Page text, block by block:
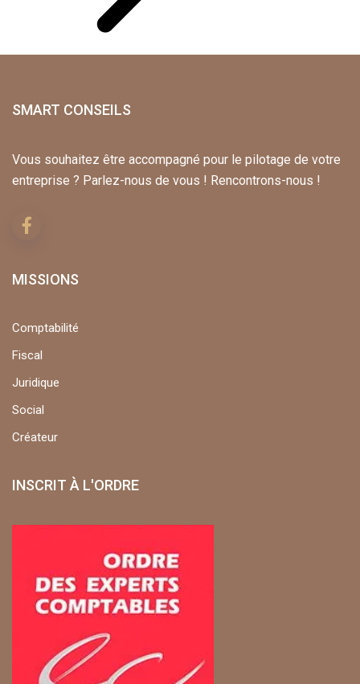
SMART CONSEILS
Vous souhaitez être accompagné pour le pilotage de votre
entreprise ? Parlez-nous de vous ! Rencontrons-nous !
MISSIONS
Comptabilité
Fiscal
Juridique
Social
Créateur
INSCRIT À L'ORDRE